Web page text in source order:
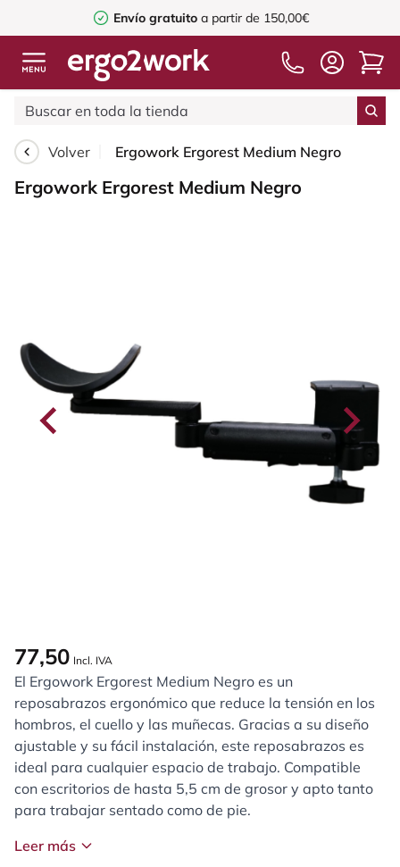
Envío gratuito a partir de 150,00€
Volver Ergowork Ergorest Medium Negro
Ergowork Ergorest Medium Negro
77,50 Incl. IVA
El Ergowork Ergorest Medium Negro es un
reposabrazos ergonómico que reduce la tensión en los
hombros, el cuello y las muñecas. Gracias a su diseño
ajustable y su fácil instalación, este reposabrazos es
ideal para cualquier espacio de trabajo. Compatible
con escritorios de hasta 5,5 cm de grosor y apto tanto
para trabajar sentado como de pie.
Leer más